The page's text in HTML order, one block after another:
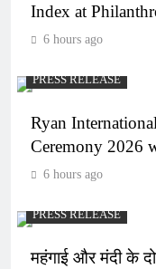
Index at
6 hours ago
PRESS RELEASE
Ryan
Ceremony 2026
6 hours ago
PRESS RELEASE
महंगाई और मंदी के